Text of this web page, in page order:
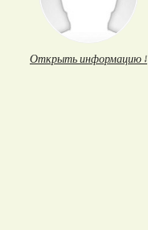
Открыть информацию ↓